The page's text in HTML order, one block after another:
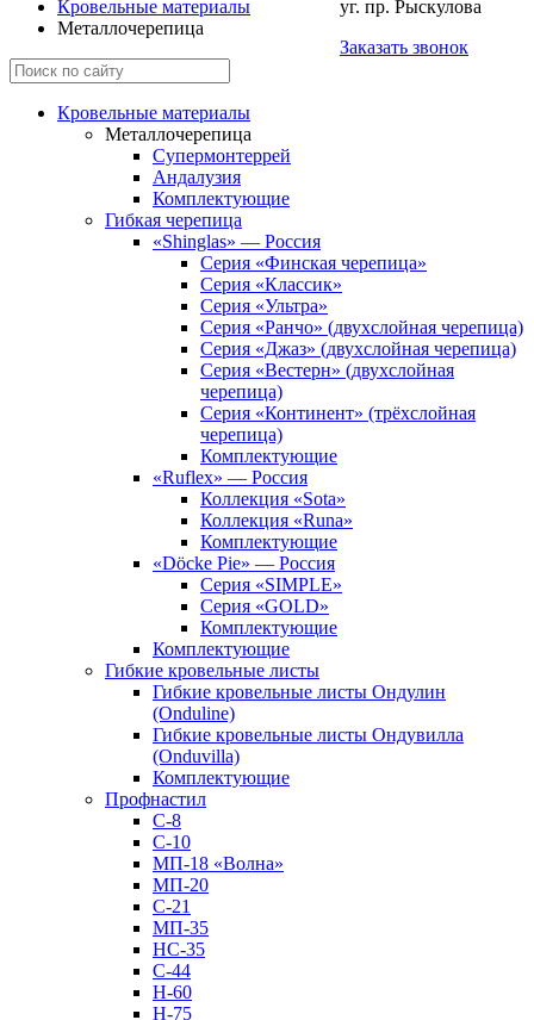
уг. пр. Рыскулова
Заказать звонок
Кровельные материалы
Металлочерепица
Кровельные материалы
Металлочерепица
Супермонтеррей
Андалузия
Комплектующие
Гибкая черепица
«Shinglas» — Россия
Серия «Финская черепица»
Серия «Классик»
Серия «Ультра»
Серия «Ранчо» (двухслойная черепица)
Серия «Джаз» (двухслойная черепица)
Серия «Вестерн» (двухслойная
черепица)
Серия «Континент» (трёхслойная
черепица)
Комплектующие
«Ruflex» — Россия
Коллекция «Sota»
Коллекция «Runa»
Комплектующие
«Döcke Pie» — Россия
Серия «SIMPLE»
Серия «GOLD»
Комплектующие
Комплектующие
Гибкие кровельные листы
Гибкие кровельные листы Ондулин
(Onduline)
Гибкие кровельные листы Ондувилла
(Onduvilla)
Комплектующие
Профнастил
С-8
С-10
МП-18 «Волна»
МП-20
С-21
МП-35
НС-35
С-44
Н-60
Н-75